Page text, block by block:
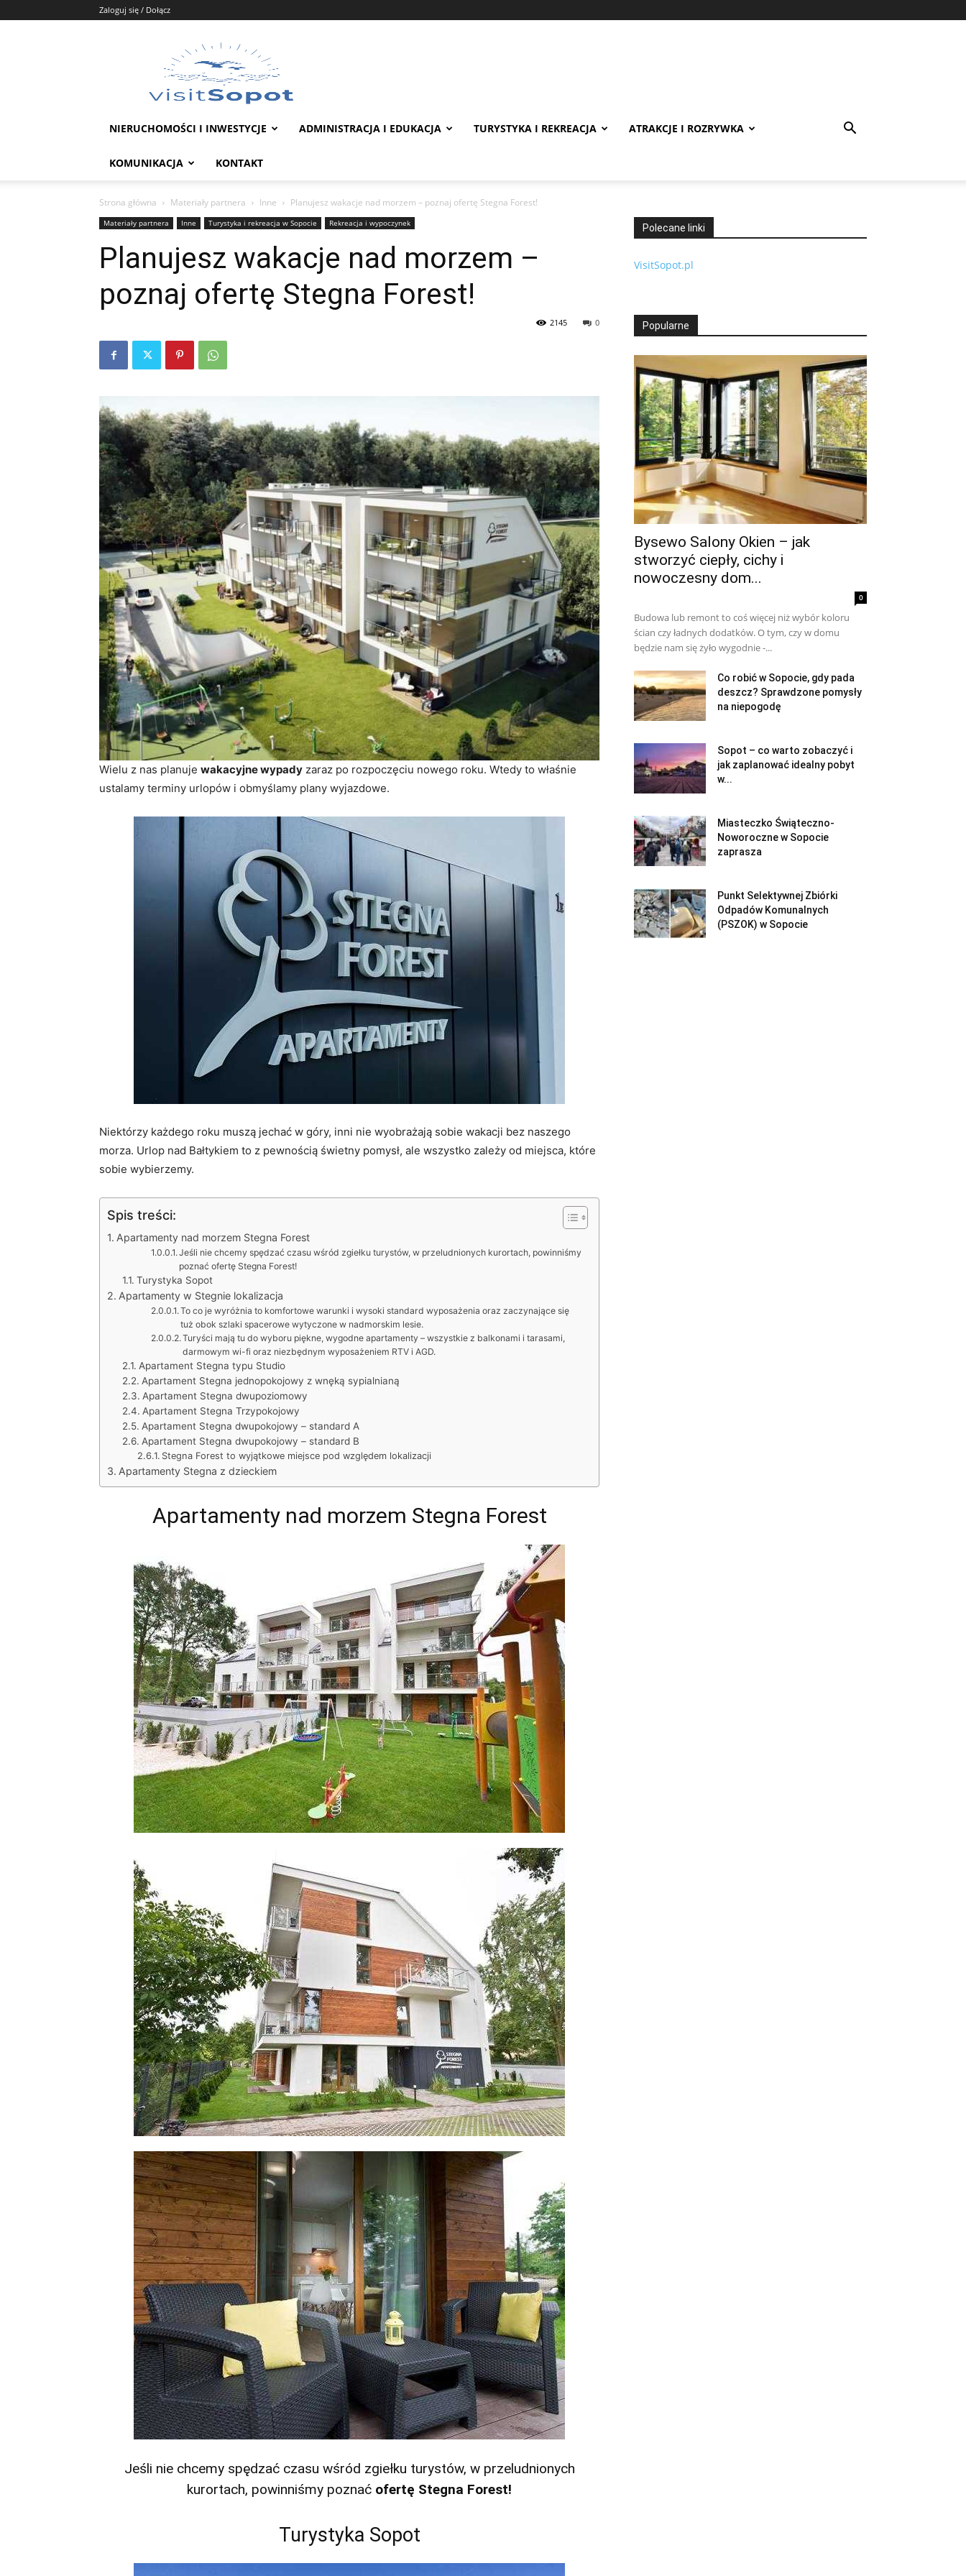
Zaloguj się / Dołącz
Portal
Sopot
NIERUCHOMOŚCI I INWESTYCJE ADMINISTRACJA I EDUKACJA TURYSTYKA I REKREACJA ATRAKCJE I ROZRYWKA
KOMUNIKACJA KONTAKT
Strona główna Materiały partnera Inne Planujesz wakacje nad morzem – poznaj ofertę Stegna Forest!
Materiały partnera Inne Turystyka i rekreacja w Sopocie Rekreacja i wypoczynek
Planujesz wakacje nad morzem –
poznaj ofertę Stegna Forest!
0
2145
Wielu z nas planuje wakacyjne wypady zaraz po rozpoczęciu nowego roku. Wtedy to właśnie
ustalamy terminy urlopów i obmyślamy plany wyjazdowe.
Niektórzy każdego roku muszą jechać w góry, inni nie wyobrażają sobie wakacji bez naszego
morza. Urlop nad Bałtykiem to z pewnością świetny pomysł, ale wszystko zależy od miejsca, które
sobie wybierzemy.
Spis treści:
Apartamenty nad morzem Stegna Forest
Jeśli nie chcemy spędzać czasu wśród zgiełku turystów, w przeludnionych kurortach, powinniśmy
poznać ofertę Stegna Forest!
Turystyka Sopot
Apartamenty w Stegnie lokalizacja
To co je wyróżnia to komfortowe warunki i wysoki standard wyposażenia oraz zaczynające się
tuż obok szlaki spacerowe wytyczone w nadmorskim lesie.
Turyści mają tu do wyboru piękne, wygodne apartamenty – wszystkie z balkonami i tarasami,
darmowym wi-fi oraz niezbędnym wyposażeniem RTV i AGD.
Apartament Stegna typu Studio
Apartament Stegna jednopokojowy z wnęką sypialnianą
Apartament Stegna dwupoziomowy
Apartament Stegna Trzypokojowy
Apartament Stegna dwupokojowy – standard A
Apartament Stegna dwupokojowy – standard B
Stegna Forest to wyjątkowe miejsce pod względem lokalizacji
Apartamenty Stegna z dzieckiem
Apartamenty nad morzem Stegna Forest
Jeśli nie chcemy spędzać czasu wśród zgiełku turystów, w przeludnionych
kurortach, powinniśmy poznać ofertę Stegna Forest!
Turystyka Sopot
Polecane linki
VisitSopot.pl
Popularne
Bysewo Salony Okien – jak
stworzyć ciepły, cichy i
nowoczesny dom...
0
Budowa lub remont to coś więcej niż wybór koloru
ścian czy ładnych dodatków. O tym, czy w domu
będzie nam się żyło wygodnie -...
Co robić w Sopocie, gdy pada
deszcz? Sprawdzone pomysły
na niepogodę
Sopot – co warto zobaczyć i
jak zaplanować idealny pobyt
w...
Miasteczko Świąteczno-
Noworoczne w Sopocie
zaprasza
Punkt Selektywnej Zbiórki
Odpadów Komunalnych
(PSZOK) w Sopocie